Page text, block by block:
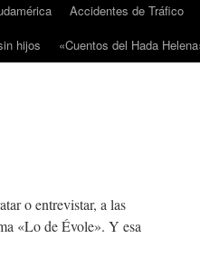
Accidentes de Tráfico
hijos «Cuentos del Hada
o entrevistar, a las
«Lo de Évole». Y esa